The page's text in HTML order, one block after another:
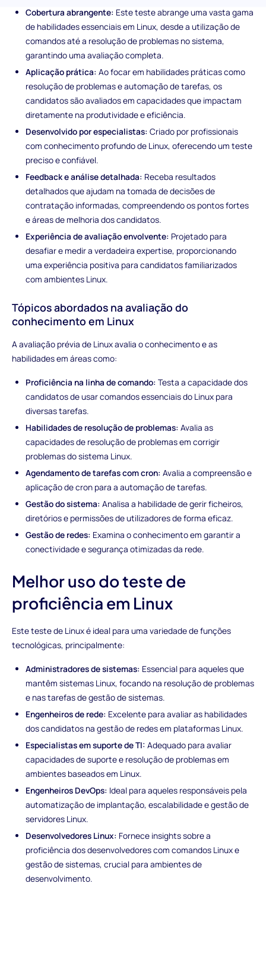
Cobertura abrangente: Este teste abrange uma vasta gama
de habilidades essenciais em Linux, desde a utilização de
comandos até a resolução de problemas no sistema,
garantindo uma avaliação completa.
Aplicação prática: Ao focar em habilidades práticas como
resolução de problemas e automação de tarefas, os
candidatos são avaliados em capacidades que impactam
diretamente na produtividade e eficiência.
Desenvolvido por especialistas: Criado por profissionais
com conhecimento profundo de Linux, oferecendo um teste
preciso e confiável.
Feedback e análise detalhada: Receba resultados
detalhados que ajudam na tomada de decisões de
contratação informadas, compreendendo os pontos fortes
e áreas de melhoria dos candidatos.
Experiência de avaliação envolvente: Projetado para
desafiar e medir a verdadeira expertise, proporcionando
uma experiência positiva para candidatos familiarizados
com ambientes Linux.
Tópicos abordados na avaliação do
conhecimento em Linux
A avaliação prévia de Linux avalia o conhecimento e as
habilidades em áreas como:
Proficiência na linha de comando: Testa a capacidade dos
candidatos de usar comandos essenciais do Linux para
diversas tarefas.
Habilidades de resolução de problemas: Avalia as
capacidades de resolução de problemas em corrigir
problemas do sistema Linux.
Agendamento de tarefas com cron: Avalia a compreensão e
aplicação de cron para a automação de tarefas.
Gestão do sistema: Analisa a habilidade de gerir ficheiros,
diretórios e permissões de utilizadores de forma eficaz.
Gestão de redes: Examina o conhecimento em garantir a
conectividade e segurança otimizadas da rede.
Melhor uso do teste de
proficiência em Linux
Este teste de Linux é ideal para uma variedade de funções
tecnológicas, principalmente:
Administradores de sistemas: Essencial para aqueles que
mantêm sistemas Linux, focando na resolução de problemas
e nas tarefas de gestão de sistemas.
Engenheiros de rede: Excelente para avaliar as habilidades
dos candidatos na gestão de redes em plataformas Linux.
Especialistas em suporte de TI: Adequado para avaliar
capacidades de suporte e resolução de problemas em
ambientes baseados em Linux.
Engenheiros DevOps: Ideal para aqueles responsáveis pela
automatização de implantação, escalabilidade e gestão de
servidores Linux.
Desenvolvedores Linux: Fornece insights sobre a
proficiência dos desenvolvedores com comandos Linux e
gestão de sistemas, crucial para ambientes de
desenvolvimento.